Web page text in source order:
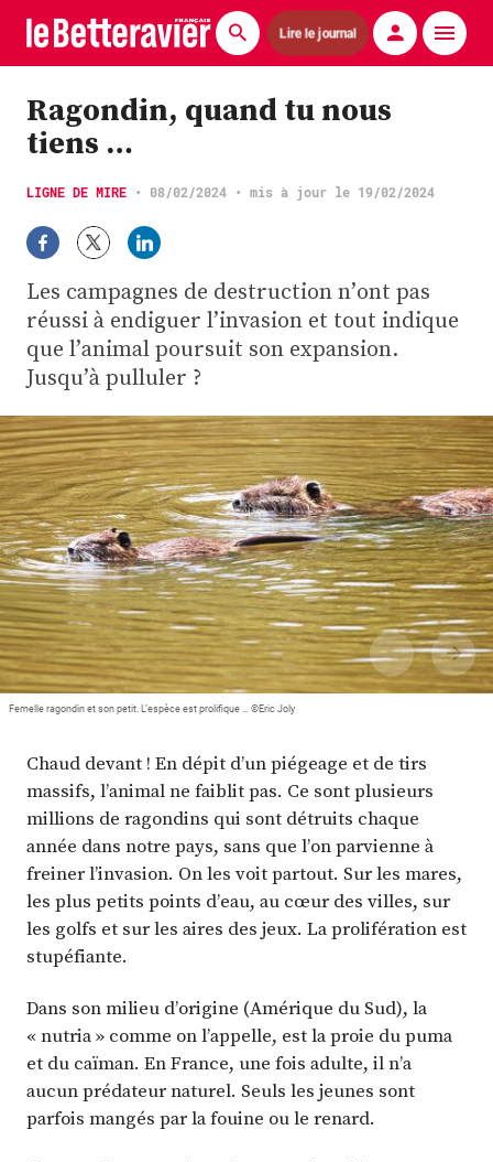
Lire le journal
Actualités
Économie
Agronomie
Matériels
La technique ITB
Pommes de terre
Guides pratiques
Chasse
Plus
Abonnez-vous
Ragondin, quand tu nous
tiens …
LIGNE DE MIRE • 08/02/2024 • mis à jour le 19/02/2024
Les campagnes de destruction n’ont pas
réussi à endiguer l’invasion et tout indique
que l’animal poursuit son expansion.
Jusqu’à pulluler ?
Femelle ragondin et son petit. L’espèce est prolifique … ©Eric Joly
Chaud devant ! En dépit d’un piégeage et de tirs
massifs, l’animal ne faiblit pas. Ce sont plusieurs
millions de ragondins qui sont détruits chaque
année dans notre pays, sans que l’on parvienne à
freiner l’invasion. On les voit partout. Sur les mares,
les plus petits points d’eau, au cœur des villes, sur
les golfs et sur les aires des jeux. La prolifération est
stupéfiante.
Dans son milieu d’origine (Amérique du Sud), la
« nutria » comme on l’appelle, est la proie du puma
et du caïman. En France, une fois adulte, il n’a
aucun prédateur naturel. Seuls les jeunes sont
parfois mangés par la fouine ou le renard.